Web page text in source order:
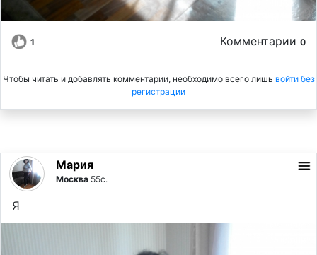
1 Комментарии 0
Чтобы читать и добавлять комментарии, необходимо всего лишь войти без
регистрации
Мария
Москва 55с.
Я